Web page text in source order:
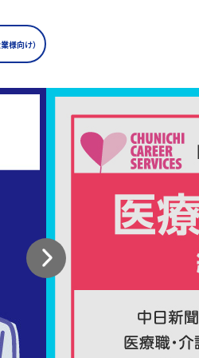
業様向け）